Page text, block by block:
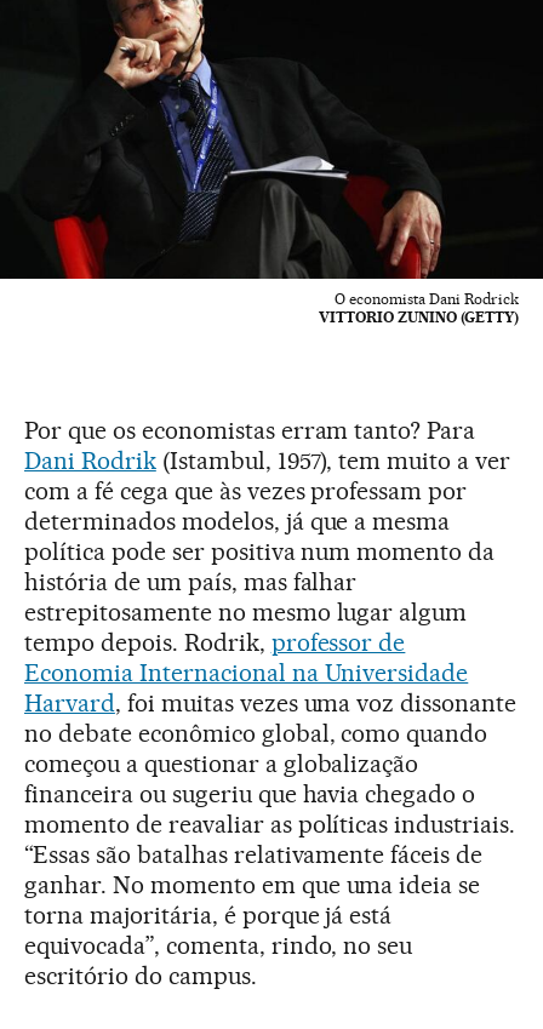
O economista Dani Rodrick
VITTORIO ZUNINO (GETTY)
Por que os economistas erram tanto? Para
Dani Rodrik(Istambul, 1957), tem muito a ver
com a fé cega que às vezes professam por
determinados modelos, já que a mesma
política pode ser positiva num momento da
história de um país, mas falhar
estrepitosamente no mesmo lugar algum
tempo depois. Rodrik, professor de
Economia Internacional na Universidade
Harvard, foi muitas vezes uma voz dissonante
no debate econômico global, como quando
começou a questionar a globalização
financeira ou sugeriu que havia chegado o
momento de reavaliar as políticas industriais.
“Essas são batalhas relativamente fáceis de
ganhar. No momento em que uma ideia se
torna majoritária, é porque já está
equivocada”, comenta, rindo, no seu
escritório do campus.